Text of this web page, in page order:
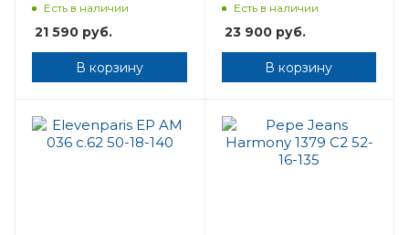
Есть в наличии
21 590 руб.
В корзину
Есть в наличии
23 900руб.
В корзину